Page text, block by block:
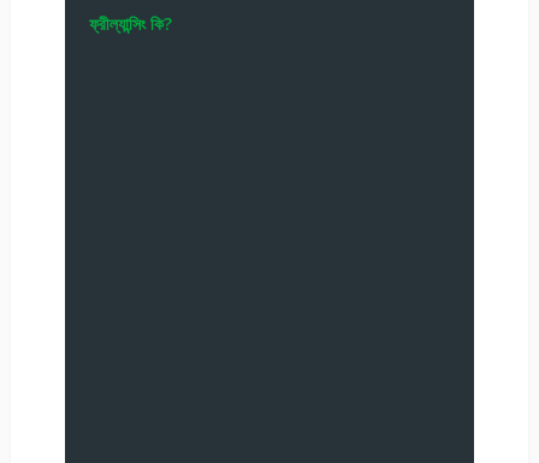
ফ্রীল্যান্সিং কি?